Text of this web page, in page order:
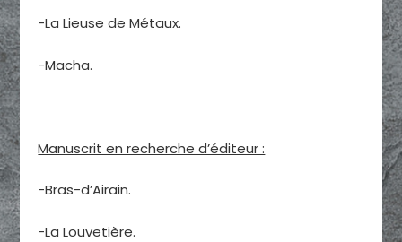
-La Lieuse de Métaux.
-Macha.
Manuscrit en recherche d’éditeur :
-Bras-d’Airain.
-La Louvetière.